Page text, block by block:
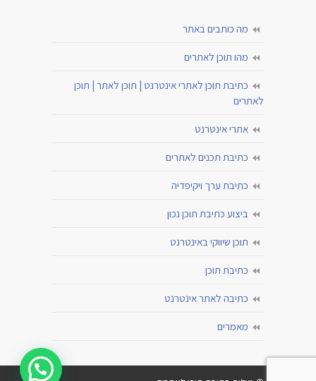
מה כותבים באתר
מהו תוכן לאתרים
כתיבת תוכן לאתרי אינטרנט | תוכן לאתר | תוכן
לאתרים
אתרי אינטרנט
כתיבת תכנים לאתרים
כתיבת ערך ויקיפדיה
ביצוע כתיבת תוכן נכון
תוכן שיווקי באינטרנט
כתיבת תוכן
כתיבה לאתר אינטרנט
מאמרים